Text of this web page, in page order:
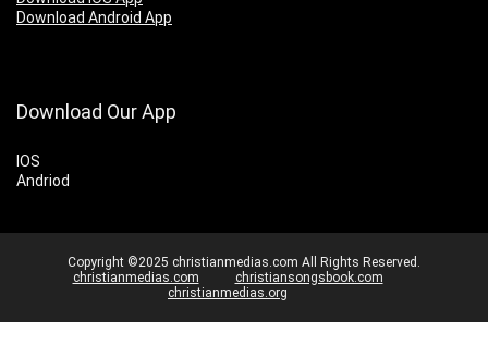
Download Android App
Download Our App
IOS
Andriod
Copyright ©2025 christianmedias.com All Rights Reserved.
christianmedias.com
christiansongsbook.com
christianmedias.org